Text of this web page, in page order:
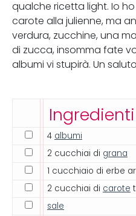
qualche ricetta light. Io
carote alla julienne, ma
verdura, zucchine, una
di zucca, insomma fate
albumi vi stupirà. Un
4 albumi
2 cucchiai di grana
1 cucchiaio di erbe
2 cucchiai di carote
sale